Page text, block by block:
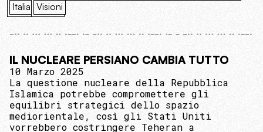
Italia Visioni
IL NUCLEARE PERSIANO CAMBIA TUTTO
10 Marzo 2025
La questione nucleare della Repubblica
Islamica potrebbe compromettere gli
equilibri strategici dello spazio
mediorientale, così gli Stati Uniti
vorrebbero costringere Teheran a